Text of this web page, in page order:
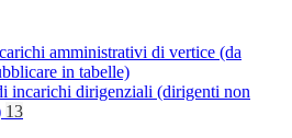
amministrativi di vertice (da
in tabelle)
incarichi dirigenziali (dirigenti non
13